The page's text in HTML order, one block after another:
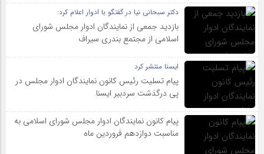
دکتر سبحانی نیا در گفتگو با ادوار اعلام کرد:
بازدید جمعی از نمایندگان ادوار مجلس شورای
اسلامی از مجتمع بندری سیراف
ایسنا منتشر کرد
پیام تسلیت رئیس کانون نمایندگان ادوار مجلس در
پی درگذشت سردبیر ایسنا
پیام کانون نمایندگان ادوار مجلس شورای اسلامی به
مناسبت دوازدهم فروردین ماه